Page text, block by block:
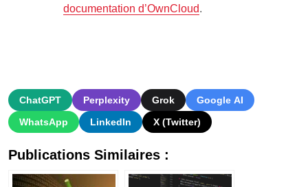
documentation d’OwnCloud.
ChatGPT Perplexity Grok
Google AI
WhatsApp
LinkedIn X (Twitter)
Publications Similaires :